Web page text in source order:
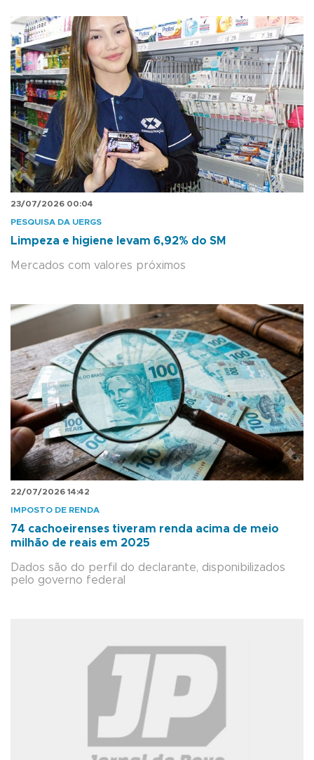
23/07/2026 00:04
PESQUISA DA UERGS
Limpeza e higiene levam 6,92% do SM
Mercados com valores próximos
22/07/2026 14:42
IMPOSTO DE RENDA
74 cachoeirenses tiveram renda acima de meio
milhão de reais em 2025
Dados são do perfil do declarante, disponibilizados
pelo governo federal